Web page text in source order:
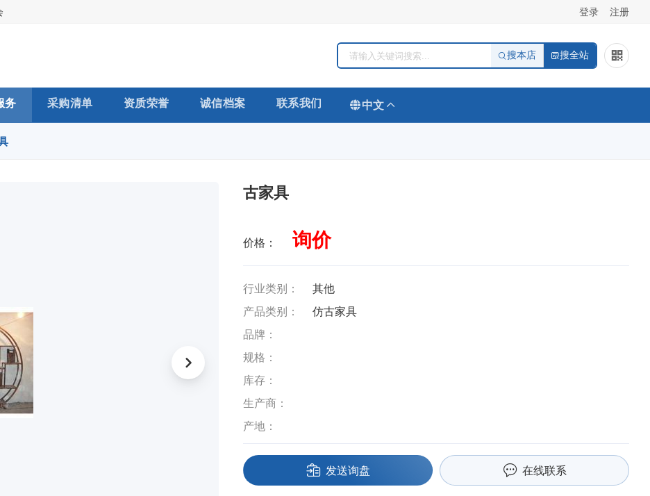
登录 注册
搜本店 搜全站
务 采购清单 资质荣誉 诚信档案 联系我们 中文
古家具
价格： 询价
行业类别：
其他
产品类别：
仿古家具
品牌：
规格：
库存：
生产商：
产地：
发送询盘 在线联系